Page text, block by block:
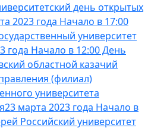
день открытых
2023 года Начало в 17:00
университет
года Начало в 12:00 День
областной казачий
(филиал)
университета
23 марта 2023 года Начало в
Российский университет